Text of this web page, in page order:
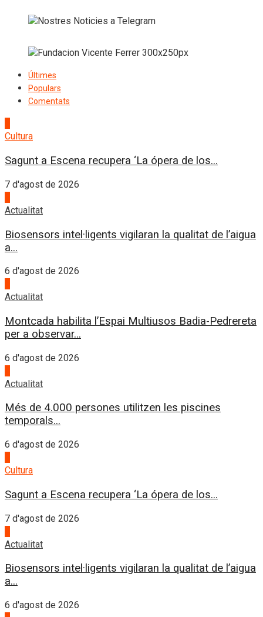
Últimes
Populars
Comentats
Cultura
Sagunt a Escena recupera ‘La ópera de los...
7 d'agost de 2026
Actualitat
Biosensors intel·ligents vigilaran la qualitat de l’aigua
a...
6 d'agost de 2026
Actualitat
Montcada habilita l’Espai Multiusos Badia-Pedrereta
per a observar...
6 d'agost de 2026
Actualitat
Més de 4.000 persones utilitzen les piscines
temporals...
6 d'agost de 2026
Cultura
Sagunt a Escena recupera ‘La ópera de los...
7 d'agost de 2026
Actualitat
Biosensors intel·ligents vigilaran la qualitat de l’aigua
a...
6 d'agost de 2026